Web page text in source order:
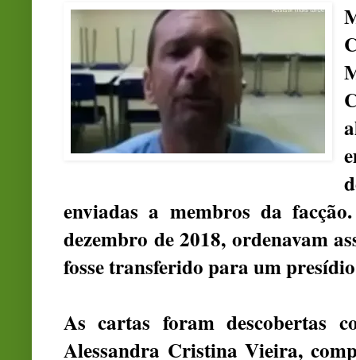
enviadas a membros da
dezembro de 2018, ordenavam
fosse transferido para um
As cartas foram descobertas
Alessandra Cristina Vieira,